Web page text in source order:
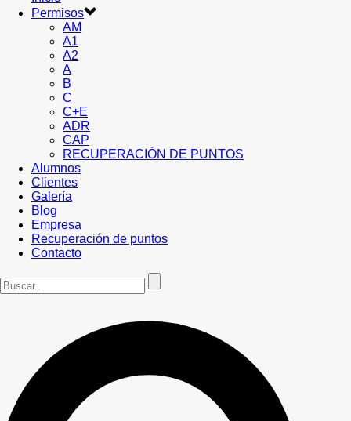
Permisos
AM
A1
A2
A
B
C
C+E
ADR
CAP
RECUPERACIÓN DE PUNTOS
Alumnos
Clientes
Galería
Blog
Empresa
Recuperación de puntos
Contacto